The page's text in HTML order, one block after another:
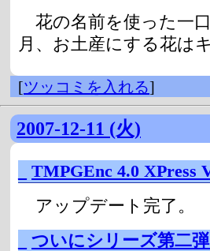
花の名前を使った一
月、お土産にする花は
[ツッコミを入れる]
2007-12-11 (火)
TMPGEnc 4.0 XPress
アップデート完了。
ついにシリーズ第二弾